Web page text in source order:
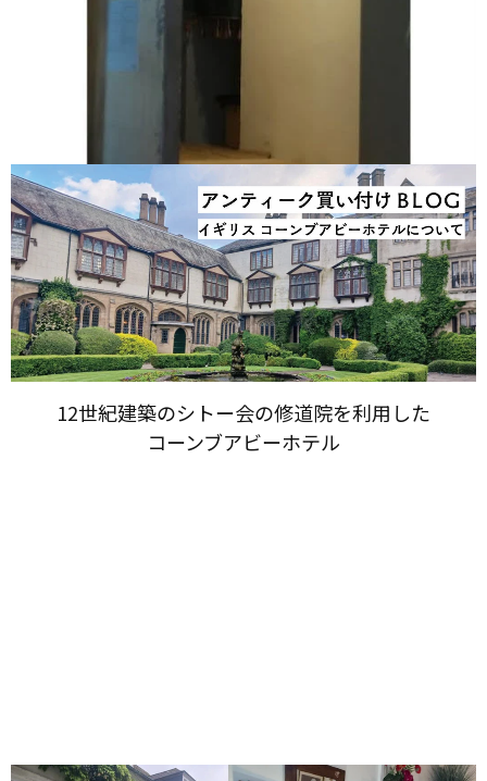
MALTOショウコの​プチDIY​その​1 棚編
12世紀建築の​シトー会の​修道院を​利用した​
コーンブアビーホテル